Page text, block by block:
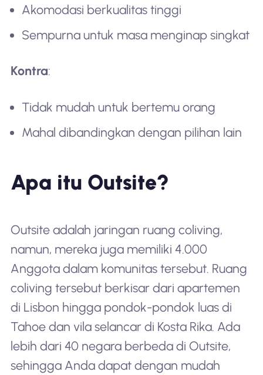
Akomodasi berkualitas tinggi
Sempurna untuk masa menginap singkat
Kontra:
Tidak mudah untuk bertemu orang
Mahal dibandingkan dengan pilihan lain
Apa itu Outsite?
Outsite adalah jaringan ruang coliving,
namun, mereka juga memiliki 4.000
Anggota dalam komunitas tersebut. Ruang
coliving tersebut berkisar dari apartemen
di Lisbon hingga pondok-pondok luas di
Tahoe dan vila selancar di Kosta Rika. Ada
lebih dari 40 negara berbeda di Outsite,
sehingga Anda dapat dengan mudah